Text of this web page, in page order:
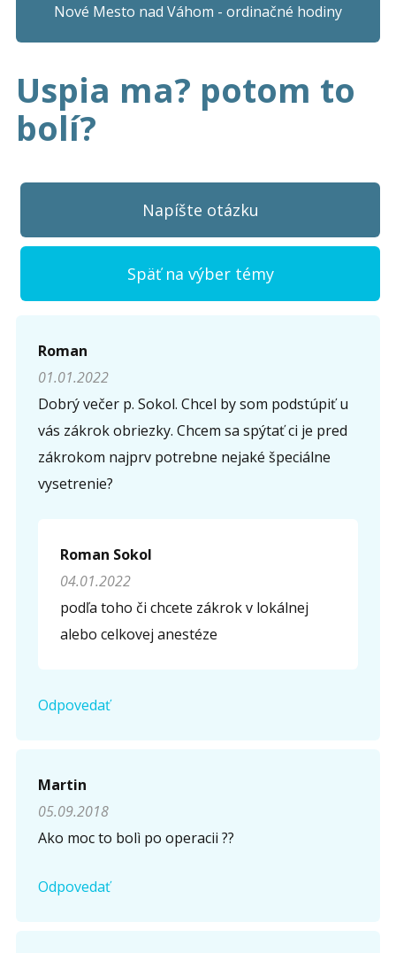
Nové Mesto nad Váhom - ordinačné hodiny
Uspia ma? potom to
bolí?
Napíšte otázku
Späť na výber témy
Napíšte otázku
Meno (*)
Komentár (*)
Opíšte prvé 4 písmená zo slova "
Roman
01.01.2022
Dobrý večer p. Sokol. Chcel by som podstúpiť u
vás zákrok obriezky. Chcem sa spýtať ci je pred
zákrokom najprv potrebne nejaké špeciálne
vysetrenie?
Roman Sokol
04.01.2022
podľa toho či chcete zákrok v lokálnej
alebo celkovej anestéze
Odpovedať
Martin
05.09.2018
Ako moc to bolì po operacii ??
Odpovedať